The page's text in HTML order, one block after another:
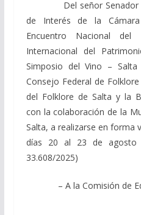
Del señor Senador
de Interés de la
Encuentro Nacional del
Internacional del
Simposio del Vino –
Consejo Federal de
del Folklore de Salta y la
con la colaboración de la
Salta, a realizarse en forma
días 20 al 23 de agosto
33.608/2025)
– A la Comisión de